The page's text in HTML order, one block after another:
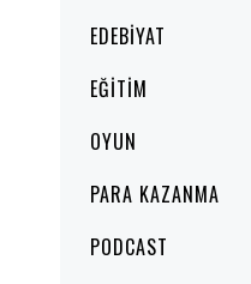
EDEBIYAT
EĞITIM
OYUN
PARA KAZANMA
PODCAST